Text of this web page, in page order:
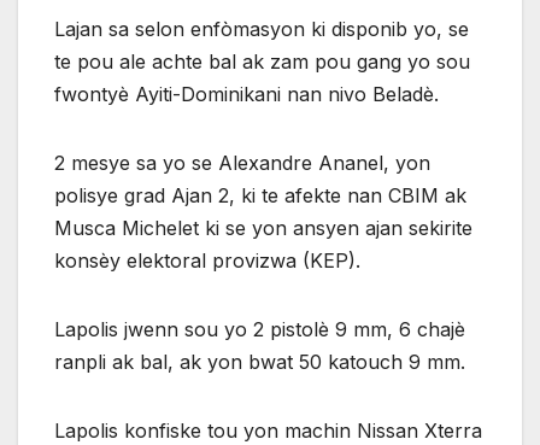
Lajan sa selon enfòmasyon ki disponib yo, se
te pou ale achte bal ak zam pou gang yo sou
fwontyè Ayiti-Dominikani nan nivo Beladè.
2 mesye sa yo se Alexandre Ananel, yon
polisye grad Ajan 2, ki te afekte nan CBIM ak
Musca Michelet ki se yon ansyen ajan sekirite
konsèy elektoral provizwa (KEP).
Lapolis jwenn sou yo 2 pistolè 9 mm, 6 chajè
ranpli ak bal, ak yon bwat 50 katouch 9 mm.
Lapolis konfiske tou yon machin Nissan Xterra